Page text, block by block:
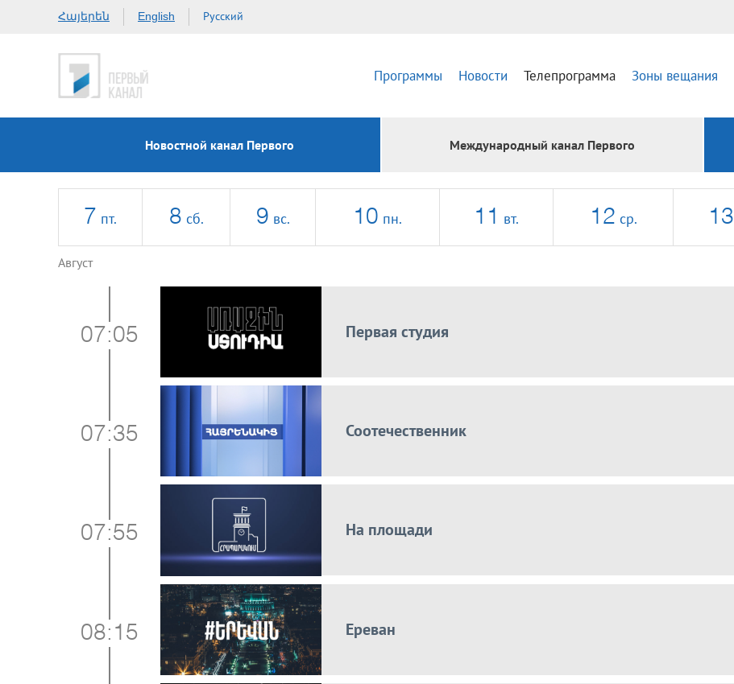
Հայերեն English Русский
Программы Новости Телепрограмма Зоны вещания
Новостной канал Первого Международный канал Первого
7 пт. 8 сб. 9 вс. 10 пн. 11 вт. 12 ср. 13
Август
Первая студия
07:05
Соотечественник
07:35
На площади
07:55
Ереван
08:15